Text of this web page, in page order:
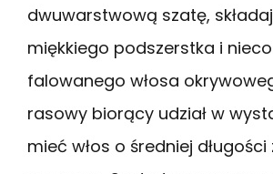
dwuwarstwową szatę,
miękkiego podszerstka i
falowanego włosa
rasowy biorący udział w
mieć włos o średniej